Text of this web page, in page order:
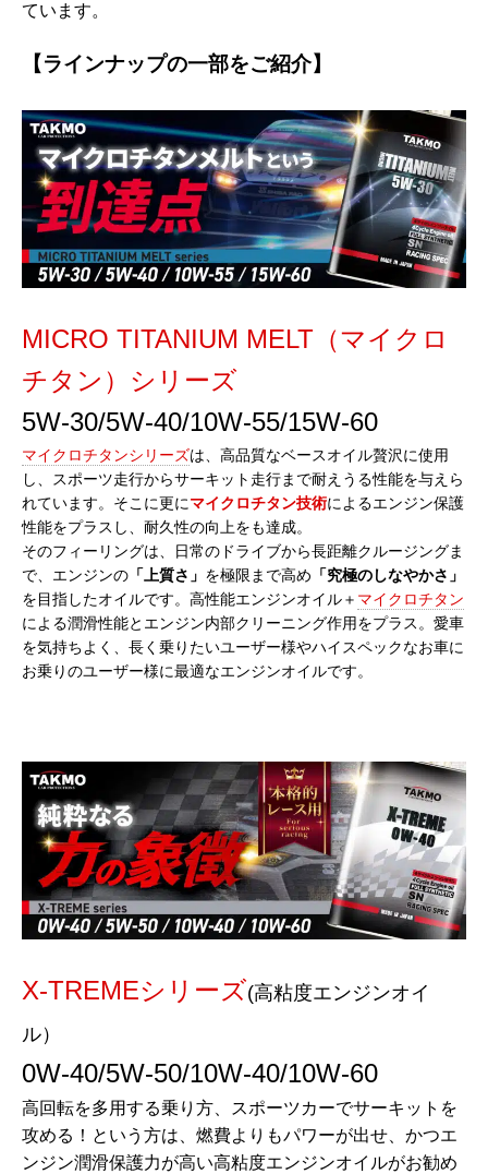
ています。
【ラインナップの一部をご紹介】
MICRO TITANIUM MELT（マイクロ
チタン）シリーズ
5W-30/5W-40/10W-55/15W-60
マイクロチタンシリーズは、高品質なベースオイル贅沢に使用
し、スポーツ走行からサーキット走行まで耐えうる性能を与えら
れています。そこに更にマイクロチタン技術によるエンジン保護
性能をプラスし、耐久性の向上をも達成。
そのフィーリングは、日常のドライブから長距離クルージングま
で、エンジンの 「上質さ」 を極限まで高め 「究極のしなやかさ」
を目指したオイルです。高性能エンジンオイル＋ マイクロチタン
による潤滑性能とエンジン内部クリーニング作用をプラス。愛車
を気持ちよく、長く乗りたいユーザー様やハイスペックなお車に
お乗りのユーザー様に最適なエンジンオイルです。
X-TREMEシリーズ(高粘度エンジンオイ
ル）
0W-40/5W-50/10W-40/10W-60
高回転を多用する乗り方、スポーツカーでサーキットを
攻める！という方は、燃費よりもパワーが出せ、かつエ
ンジン潤滑保護力が高い高粘度エンジンオイルがお勧め